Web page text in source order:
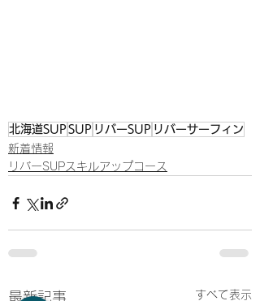
北海道SUPSUP リバーSUP リバーサーフィン
新着情報
リバーSUPスキルアップコース
最新記事 すべて表示